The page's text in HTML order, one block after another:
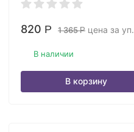
820 Р 1 365Р цена за уп.
В наличии
В корзину